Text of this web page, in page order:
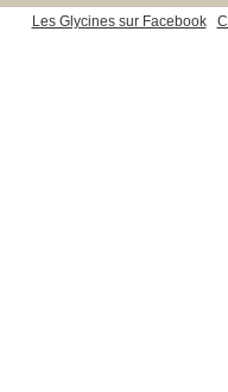
Les Glycines sur Facebook